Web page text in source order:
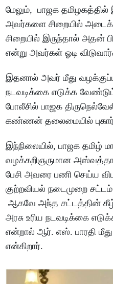
மேலும், பாஜக
அவர்களை சிறையில்
சிறையில் இருந்தால் அதன்
என்று அவர்கள் ஓடி
இதனால் அவர் மீது
நடவடிக்கை எடுக்க வேண்டும்
போலீசில் பாஜக
கண்ணன் தலைமையில் புகார்
இந்நிலையில், பாஜக தமிழ்
வழக்கறிஞருமான
பேசி அவரை பணி செய்ய
குற்றவியல் நடைமுறை சட்டம்
ஆகவே அந்த சட்டத்தின் கீழ்
அரசு உரிய நடவடிக்கை
என்றால் ஆர். எஸ். பாரதி
என்கிறார்.